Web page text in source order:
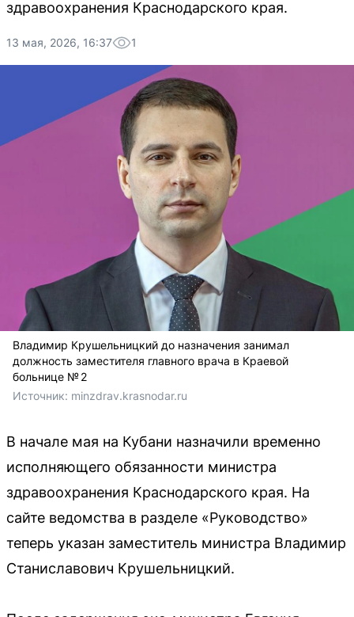
здравоохранения Краснодарского края.
13 мая, 2026, 16:37 1
Владимир Крушельницкий до назначения занимал
должность заместителя главного врача в Краевой
больнице № 2
Источник: minzdrav.krasnodar.ru
В начале мая на Кубани назначили временно
исполняющего обязанности министра
здравоохранения Краснодарского края. На
сайте ведомства в разделе «Руководство»
теперь указан заместитель министра Владимир
Станиславович Крушельницкий.